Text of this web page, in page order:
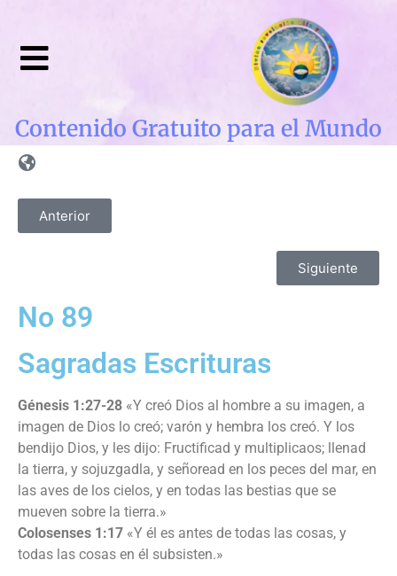
Contenido Gratuito para el Mundo
Anterior
Siguiente
No 89
Sagradas Escrituras
Génesis 1:27-28 «Y creó Dios al hombre a su imagen, a
imagen de Dios lo creó; varón y hembra los creó. Y los
bendijo Dios, y les dijo: Fructificad y multiplicaos; llenad
la tierra, y sojuzgadla, y señoread en los peces del mar, en
las aves de los cielos, y en todas las bestias que se
mueven sobre la tierra.»
Colosenses 1:17 «Y él es antes de todas las cosas, y
todas las cosas en él subsisten.»